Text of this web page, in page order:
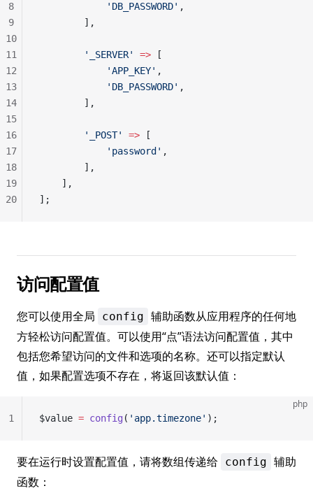
            'DB_PASSWORD'
,
        ],
        '_SERVER'
=> [
            'APP_KEY'
,
            'DB_PASSWORD'
,
        ],
        '_POST'
=> [
            'password'
,
        ],
    ],
];
8
9
10
11
12
13
14
15
16
17
18
19
20
访问配置值
您可以使用全局 config 辅助函数从应用程序的任何地
方轻松访问配置值。可以使用“点”语法访问配置值，其中
包括您希望访问的文件和选项的名称。还可以指定默认
值，如果配置选项不存在，将返回该默认值：
php
$value = config ( 'app.timezone' );
1
要在运行时设置配置值，请将数组传递给 config 辅助
函数：